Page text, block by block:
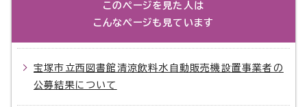
このページを見た人は
こんなページも見ています
宝塚市立西図書館清涼飲料水自動販売機設置事業者の
公募結果について